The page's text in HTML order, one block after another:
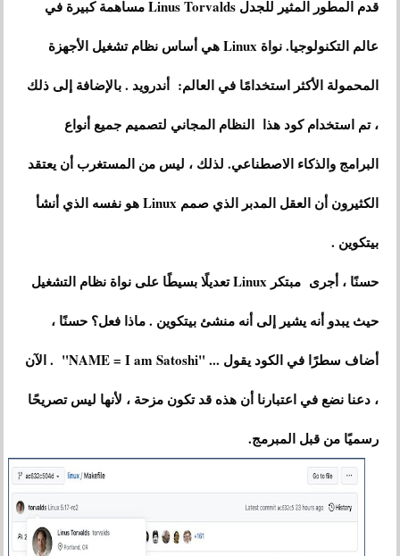
قدم المطور المثير للجدل Linus Torvalds مساهمة كبيرة في
عالم التكنولوجيا. نواة Linux هي أساس نظام تشغيل الأجهزة
المحمولة الأكثر استخدامًا في العالم: أندرويد . بالإضافة إلى ذلك
، تم استخدام كود هذا النظام المجاني لتصميم جميع أنواع
البرامج والذكاء الاصطناعي. لذلك ، ليس من المستغرب أن يعتقد
الكثيرون أن العقل المدبر الذي صمم Linux هو نفسه الذي أنشأ
بيتكوين .
حسنًا ، أجرى مبتكر Linux تعديلًا بسيطًا على نواة نظام التشغيل
حيث يبدو أنه يشير إلى أنه منشئ بيتكوين . ماذا فعل؟ حسنًا ،
أضاف سطرًا في الكود يقول ... "NAME = I am Satoshi" . الآن
، دعنا نضع في اعتبارنا أن هذه قد تكون مزحة ، لأنها ليس تصريحًا
رسميًا من قبل المبرمج.